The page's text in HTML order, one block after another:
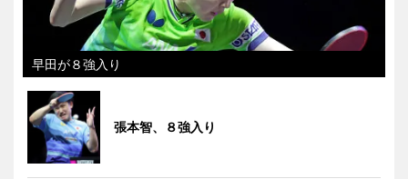
早田が８強入り
張本智、８強入り